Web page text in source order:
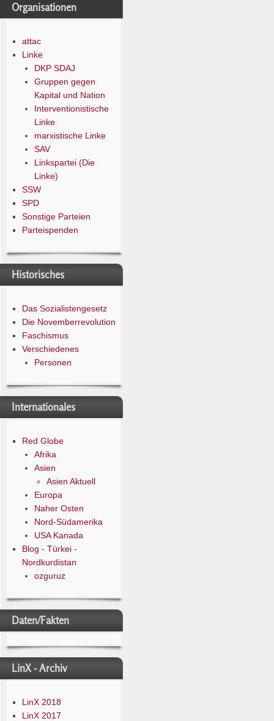
Organisationen
attac
Linke
DKP SDAJ
Gruppen gegen
Kapital und Nation
Interventionistische
Linke
marxistische Linke
SAV
Linkspartei (Die
Linke)
SSW
SPD
Sonstige Parteien
Parteispenden
Historisches
Das Sozialistengesetz
Die Novemberrevolution
Faschismus
Verschiedenes
Personen
Internationales
Red Globe
Afrika
Asien
Asien Aktuell
Europa
Naher Osten
Nord-Südamerika
USA Kanada
Blog - Türkei -
Nordkurdistan
ozguruz
Daten/Fakten
LinX - Archiv
LinX 2018
LinX 2017